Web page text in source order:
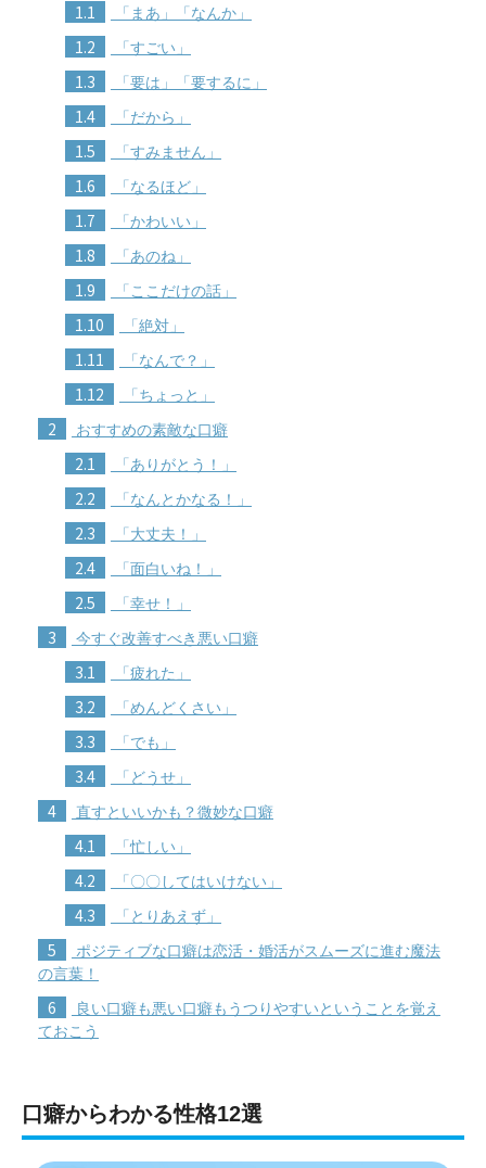
1.1 「まあ」「なんか」
1.2 「すごい」
1.3 「要は」「要するに」
1.4 「だから」
1.5 「すみません」
1.6 「なるほど」
1.7 「かわいい」
1.8 「あのね」
1.9 「ここだけの話」
1.10 「絶対」
1.11 「なんで？」
1.12 「ちょっと」
2 おすすめの素敵な口癖
2.1 「ありがとう！」
2.2 「なんとかなる！」
2.3 「大丈夫！」
2.4 「面白いね！」
2.5 「幸せ！」
3 今すぐ改善すべき悪い口癖
3.1 「疲れた」
3.2 「めんどくさい」
3.3 「でも」
3.4 「どうせ」
4 直すといいかも？微妙な口癖
4.1 「忙しい」
4.2 「〇〇してはいけない」
4.3 「とりあえず」
5
ポジティブな口癖は恋活・婚活がスムーズに進む魔法
の言葉！
6
良い口癖も悪い口癖もうつりやすいということを覚え
ておこう
口癖からわかる性格12選